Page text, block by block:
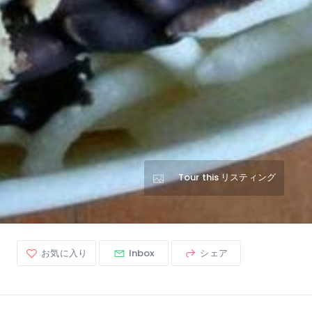
Tour this リスティング
お気に入り Inbox シェア